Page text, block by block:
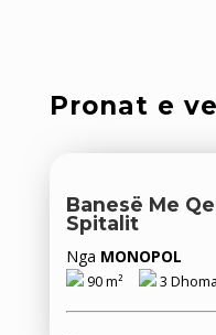
Pronat e
Banesë Me
Spitalit
Nga MONOPOL
90 m² 3 Dhoma